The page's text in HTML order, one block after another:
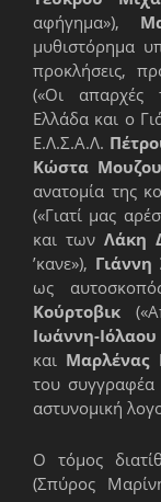
αφήγημα»),
μυθιστόρημα
προκλήσεις,
(«Οι απαρχές
Ελλάδα και ο
Ε.Λ.Σ.Α.Λ.
Κώστα
ανατομία της
(«Γιατί μας
και τωνΛάκη
’κανε»), Γιάννη
ως
Κούρτοβικ
Ιωάννη-
και Μαρλένας
του συγγραφέα
αστυνομική
Ο τόμος
(Σπύρος